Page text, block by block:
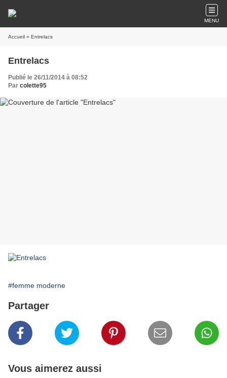
MENU
Accueil » Entrelacs
Entrelacs
Publié le 26/11/2014 à 08:52
Par colette95
#femme moderne
Partager
Vous aimerez aussi